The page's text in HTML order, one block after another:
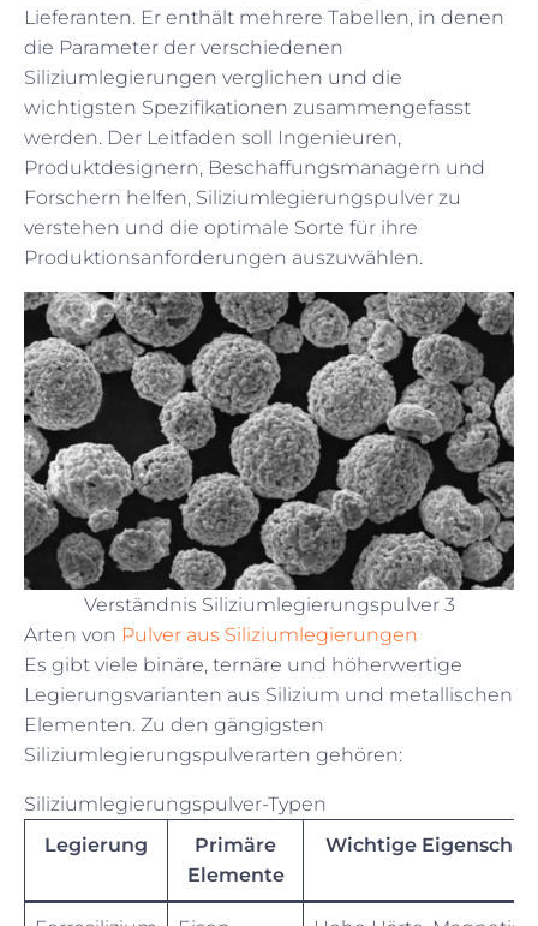
Lieferanten. Er enthält mehrere Tabellen, in denen
die Parameter der verschiedenen
Siliziumlegierungen verglichen und die
wichtigsten Spezifikationen zusammengefasst
werden. Der Leitfaden soll Ingenieuren,
Produktdesignern, Beschaffungsmanagern und
Forschern helfen, Siliziumlegierungspulver zu
verstehen und die optimale Sorte für ihre
Produktionsanforderungen auszuwählen.
Verständnis Siliziumlegierungspulver 3
Arten von Pulver aus Siliziumlegierungen
Es gibt viele binäre, ternäre und höherwertige
Legierungsvarianten aus Silizium und metallischen
Elementen. Zu den gängigsten
Siliziumlegierungspulverarten gehören:
Siliziumlegierungspulver-Typen
Legierung
Primäre
Elemente
Wichtige